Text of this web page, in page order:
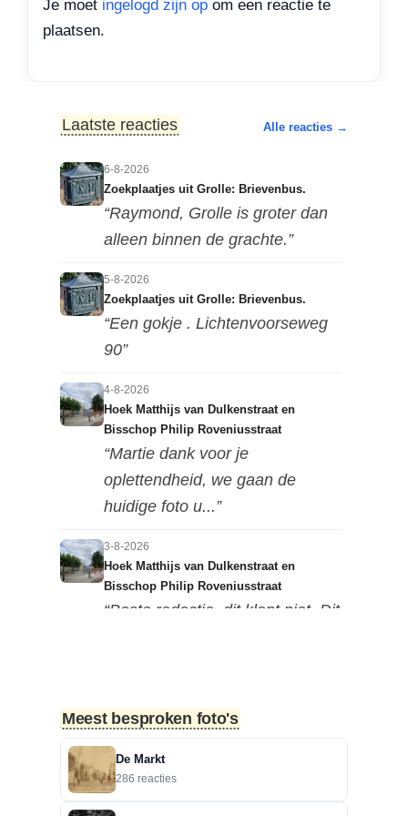
Je moet ingelogd zijn op om een reactie te
plaatsen.
Laatste reacties Alle reacties →
6-8-2026
Zoekplaatjes uit Grolle: Brievenbus.
“Raymond, Grolle is groter dan
alleen binnen de grachte.”
5-8-2026
Zoekplaatjes uit Grolle: Brievenbus.
“Een gokje . Lichtenvoorseweg
90”
4-8-2026
Hoek Matthijs van Dulkenstraat en
Bisschop Philip Roveniusstraat
“Martie dank voor je
oplettendheid, we gaan de
huidige foto u...”
3-8-2026
Hoek Matthijs van Dulkenstraat en
Bisschop Philip Roveniusstraat
“Beste redactie, dit klopt niet. Dit
Bisschop Philip Roveniusstraat
rechter foto De Hoeksteen.”
3-8-2026
Meest besproken foto's
De Markt
286 reacties